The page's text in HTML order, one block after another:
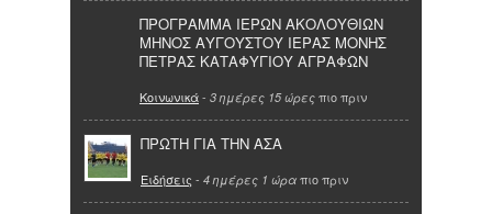
ΠΡΟΓΡΑΜΜΑ ΙΕΡΩΝ ΑΚΟΛΟΥΘΙΩΝ
ΜΗΝΟΣ ΑΥΓΟΥΣΤΟΥ ΙΕΡΑΣ ΜΟΝΗΣ
ΠΕΤΡΑΣ ΚΑΤΑΦΥΓΙΟΥ ΑΓΡΑΦΩΝ
Κοινωνικά- 3 ημέρες 15 ώρες πιο πριν
ΠΡΩΤΗ ΓΙΑ ΤΗΝ ΑΣΑ
Ειδήσεις - 4 ημέρες 1 ώρα πιο πριν